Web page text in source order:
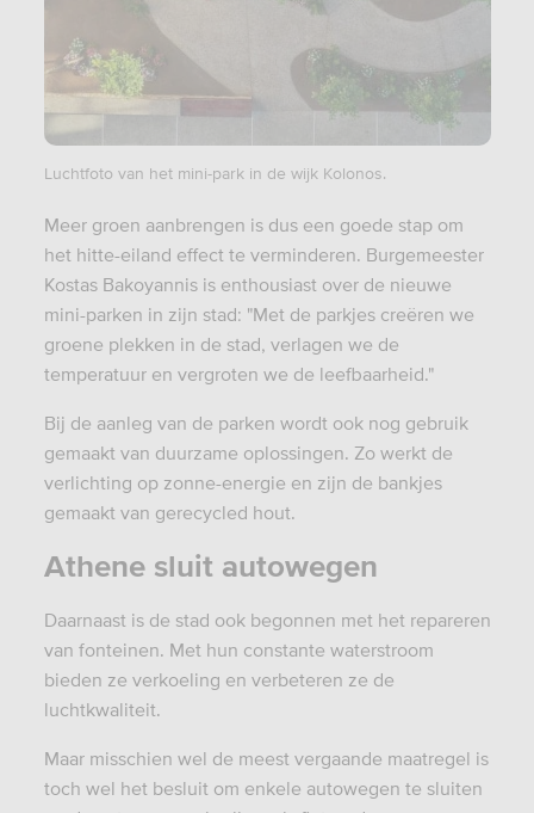
Luchtfoto van het mini-park in de wijk Kolonos.
Meer groen aanbrengen is dus een goede stap om
het hitte-eiland effect te verminderen. Burgemeester
Kostas Bakoyannis is enthousiast over de nieuwe
mini-parken in zijn stad: "Met de parkjes creëren we
groene plekken in de stad, verlagen we de
temperatuur en vergroten we de leefbaarheid."
Bij de aanleg van de parken wordt ook nog gebruik
gemaakt van duurzame oplossingen. Zo werkt de
verlichting op zonne-energie en zijn de bankjes
gemaakt van gerecycled hout.
Athene sluit autowegen
Daarnaast is de stad ook begonnen met het repareren
van fonteinen. Met hun constante waterstroom
bieden ze verkoeling en verbeteren ze de
luchtkwaliteit.
Maar misschien wel de meest vergaande maatregel is
toch wel het besluit om enkele autowegen te sluiten